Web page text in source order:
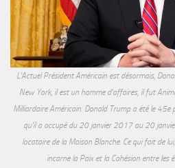
L'Actuel Président Américain est désormais,
New York, il est un homme d'affaires, il fut
Milliardaire Américain. Donald Trump a été le
qu'il a occupé du 20 janvier 2017 au 20
locataire de la Maison Blanche. Ce qui fait de
incarne la Paix et la Cohésion entre les